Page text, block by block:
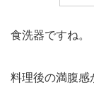
食洗器ですね。
料理後の満腹感